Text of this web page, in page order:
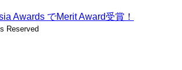
Awards でMerit Award受賞！
Reserved